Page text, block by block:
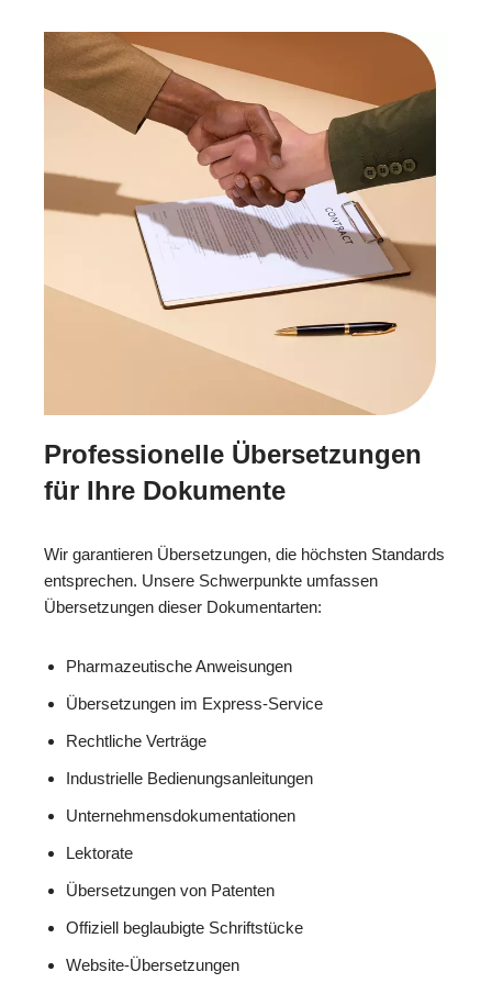
Professionelle Übersetzungen
für Ihre Dokumente
Wir garantieren Übersetzungen, die höchsten Standards
entsprechen. Unsere Schwerpunkte umfassen
Übersetzungen dieser Dokumentarten:
Pharmazeutische Anweisungen
Übersetzungen im Express-Service
Rechtliche Verträge
Industrielle Bedienungsanleitungen
Unternehmensdokumentationen
Lektorate
Übersetzungen von Patenten
Offiziell beglaubigte Schriftstücke
Website-Übersetzungen